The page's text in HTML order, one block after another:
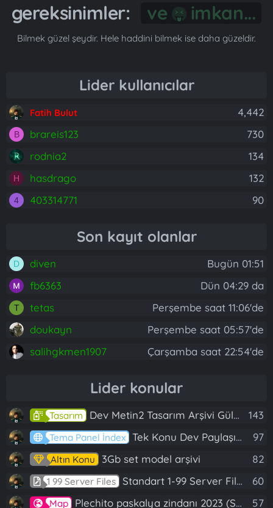
gereksinimler:
Gönül...
Bilmek güzel şeydir. Hele haddini bilmek ise daha güzeldir.
Lider kullanıcılar
Fatih Bulut 4,442
B brareis123
730
rodnia2
134
H hasdrago 132
4 403314771 90
Son kayıt olanlar
D diven
Bugün 01:51
fb6363
Dün 04:29 da
T tetas
Perşembe saat 11:06'de
doukayn
Perşembe saat 05:57'de
salihgkmen1907
Çarşamba saat 22:54'de
Lider konular
Tasarım Dev Metin2 Tasarım Arşivi Güle Güle Kullanın 143
Tema Panel İndex Tek Konu Dev Paylaşım 10 Adet Server Tanıtım İndex 97
Altın Konu 3Gb set model arşivi 82
1 99 Server Files Standart 1-99 Server Files 60
Map Plechito paskalya zindanı 2023 (Spring Sanctuary dungeon) 57